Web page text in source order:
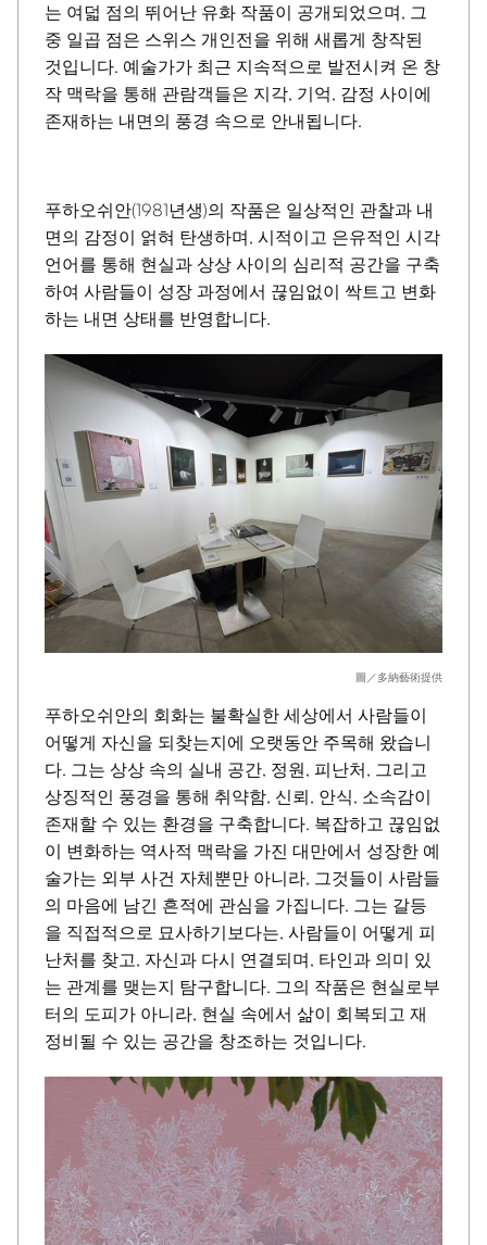
는 여덟 점의 뛰어난 유화 작품이 공개되었으며, 그
중 일곱 점은 스위스 개인전을 위해 새롭게 창작된
것입니다. 예술가가 최근 지속적으로 발전시켜 온 창
작 맥락을 통해 관람객들은 지각, 기억, 감정 사이에
존재하는 내면의 풍경 속으로 안내됩니다.
푸하오쉬안(1981년생)의 작품은 일상적인 관찰과 내
면의 감정이 얽혀 탄생하며, 시적이고 은유적인 시각
언어를 통해 현실과 상상 사이의 심리적 공간을 구축
하여 사람들이 성장 과정에서 끊임없이 싹트고 변화
하는 내면 상태를 반영합니다.
圖／多納藝術提供
푸하오쉬안의 회화는 불확실한 세상에서 사람들이
어떻게 자신을 되찾는지에 오랫동안 주목해 왔습니
다. 그는 상상 속의 실내 공간, 정원, 피난처, 그리고
상징적인 풍경을 통해 취약함, 신뢰, 안식, 소속감이
존재할 수 있는 환경을 구축합니다. 복잡하고 끊임없
이 변화하는 역사적 맥락을 가진 대만에서 성장한 예
술가는 외부 사건 자체뿐만 아니라, 그것들이 사람들
의 마음에 남긴 흔적에 관심을 가집니다. 그는 갈등
을 직접적으로 묘사하기보다는, 사람들이 어떻게 피
난처를 찾고, 자신과 다시 연결되며, 타인과 의미 있
는 관계를 맺는지 탐구합니다. 그의 작품은 현실로부
터의 도피가 아니라, 현실 속에서 삶이 회복되고 재
정비될 수 있는 공간을 창조하는 것입니다.